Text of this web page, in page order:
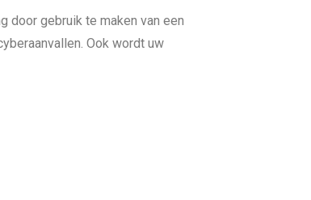
door gebruik te maken van een
Ook wordt uw